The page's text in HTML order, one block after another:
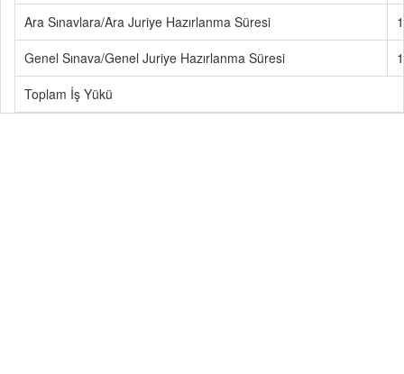
Ara Sınavlara/Ara Juriye Hazırlanma Süresi
1
Genel Sınava/Genel Juriye Hazırlanma Süresi
1
Toplam İş Yükü